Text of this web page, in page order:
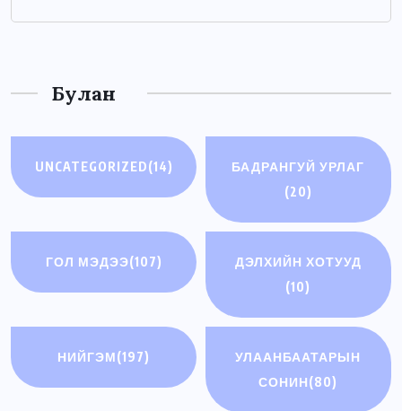
Булан
UNCATEGORIZED(14)
БАДРАНГУЙ УРЛАГ
(20)
ГОЛ МЭДЭЭ(107)
ДЭЛХИЙН ХОТУУД
(10)
НИЙГЭМ(197)
УЛААНБААТАРЫН
СОНИН(80)